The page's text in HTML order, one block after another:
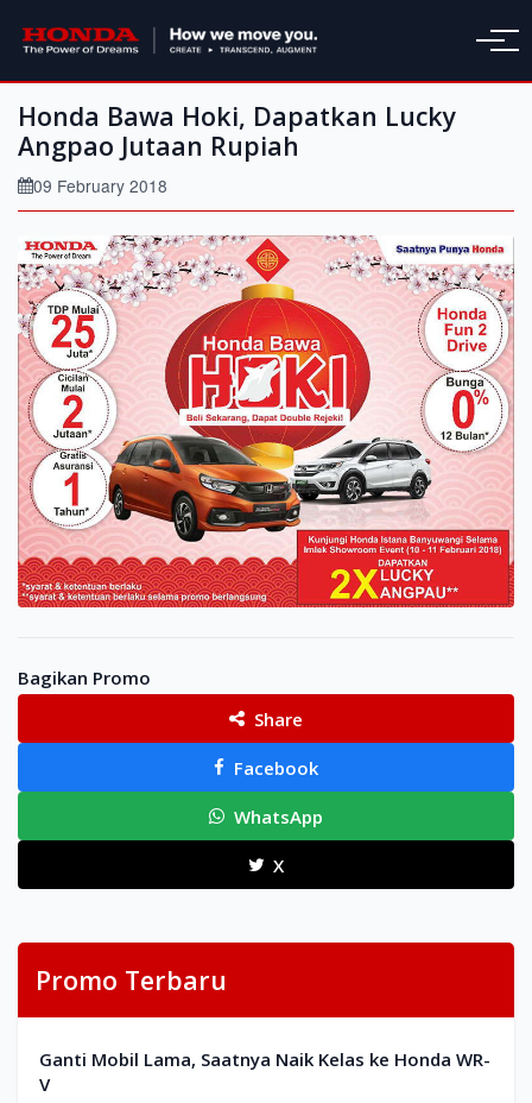
Honda Bawa Hoki, Dapatkan Lucky
Angpao Jutaan Rupiah
09 February 2018
Bagikan Promo
Share
Facebook
WhatsApp
X
Promo Terbaru
Ganti Mobil Lama, Saatnya Naik Kelas ke Honda WR-
V